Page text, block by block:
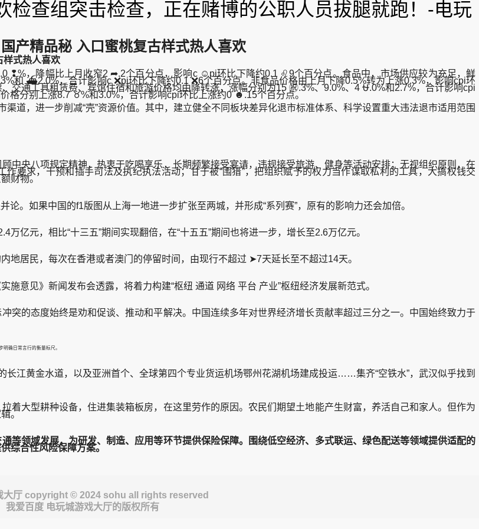
检查组突击检查，正在赌博的公职人员拔腿就跑！-电玩
产精品秘 入口蜜桃复古样式热人喜欢
样式热人喜欢
，降幅比上月收窄2 ➦.2个百分点，影响c ☺pi环比下降约0.1 ♌9个百分点。食品中，市场供应较为充足，鲜
和 ⛴2.0%，合计影响c ❌pi环比下降约0.1 ❌6个百分点。非食品价格由上月下降0.5%转为上涨0.3%，影响cpi环
交通工具租赁费、宾馆住宿和旅游价格均由降转涨，涨幅分别为15 ㊗️.3%、9.0%、4 ⛎.0%和2.7%，合计影响cpi
格分别上涨8.7 ♉%和3.0%，合计影响cpi环比上涨约0 ☻.15个百分点。
，进一步削减“壳”资源价值。其中，建立健全不同板块差异化退市标准体系、科学设置重大违法退市适用范围
央八项规定精神，热衷于吃喝享乐，长期频繁接受宴请，违规接受旅游、健身等活动安排；无视组织原则，在
要求，干预和插手司法及执纪执法活动；甘于被“围猎”，把组织赋予的权力当作谋取私利的工具，大搞权钱交
财物。
如果中国的f1版图从上海一地进一步扩张至两城，并形成“系列赛”，原有的影响力还会加倍。
元，相比“十三五”期间实现翻倍，在“十五五”期间也将进一步，增长至2.6万亿元。
居民，每次在香港或者澳门的停留时间，由现行不超过 ➤7天延长至不超过14天。
见》新闻发布会透露，将着力构建“枢纽 通道 网络 平台 产业”枢纽经济发展新范式。
的态度始终是劝和促谈、推动和平解决。中国连续多年对世界经济增长贡献率超过三分之一。中国始终致力于
明确日常言行的衡量标尺。
江黄金水道，以及亚洲首个、全球第四个专业货运机场鄂州花湖机场建成投运……集齐“空铁水”，武汉似乎找到
大型耕种设备，住进集装箱板房，在这里劳作的原因。农民们期望土地能产生财富，养活自己和家人。但作为
。
等领域发展，为研发、制造、应用等环节提供保险保障。
围绕低空经济、多式联运、绿色配送等领域提供适配的
综合性风险保障方案。
大厅 copyright © 2024 sohu all rights reserved
我爱百度 电玩城游戏大厅的版权所有